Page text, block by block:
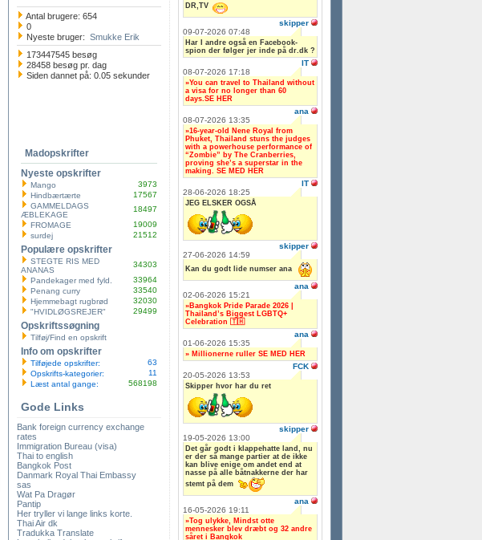
Antal brugere: 654
0
Nyeste bruger: Smukke Erik
173447545 besøg
28458 besøg pr. dag
Siden dannet på: 0.05 sekunder
Madopskrifter
Nyeste opskrifter
Mango
3973
Hindbærtærte
17567
GAMMELDAGS
ÆBLEKAGE
18497
FROMAGE
19009
surdej
21512
Populære opskrifter
STEGTE RIS MED
ANANAS
34303
Pandekager med fyld.
33964
Penang curry
33540
Hjemmebagt rugbrød
32030
"HVIDLØGSREJER"
29499
Opskriftssøgning
Tilføj/Find en opskrift
Info om opskrifter
Tilføjede opskrifter:
63
Opskrifts-kategorier:
11
Læst antal gange:
568198
Gode Links
Bank foreign currency exchange
rates
Immigration Bureau (visa)
Thai to english
Bangkok Post
Danmark Royal Thai Embassy
sas
Wat Pa Dragør
Pantip
Her tryller vi lange links korte.
Thai Air dk
Tradukka Translate
DR,TV
skipper
09-07-2026 07:48
Har I andre også en Facebook-
spion der følger jer inde på dr.dk ?
IT
08-07-2026 17:18
»You can travel to Thailand without
a visa for no longer than 60
days.SE HER
ana
08-07-2026 13:35
»16-year-old Nene Royal from
Phuket, Thailand stuns the judges
with a powerhouse performance of
“Zombie” by The Cranberries,
proving she’s a superstar in the
making. SE MED HER
IT
28-06-2026 18:25
JEG ELSKER OGSÅ
skipper
27-06-2026 14:59
Kan du godt lide numser ana
ana
02-06-2026 15:21
»Bangkok Pride Parade 2026 |
Thailand’s Biggest LGBTQ+
Celebration 🇹🇭
ana
01-06-2026 15:35
» Millionerne ruller SE MED HER
FCK
20-05-2026 13:53
Skipper hvor har du ret
skipper
19-05-2026 13:00
Det går godt i klappehatte land, nu
er der så mange partier at de ikke
kan blive enige om andet end at
nasse på alle båtnakkerne der har
stemt på dem
ana
16-05-2026 19:11
»Tog ulykke, Mindst otte
mennesker blev dræbt og 32 andre
såret i Bangkok